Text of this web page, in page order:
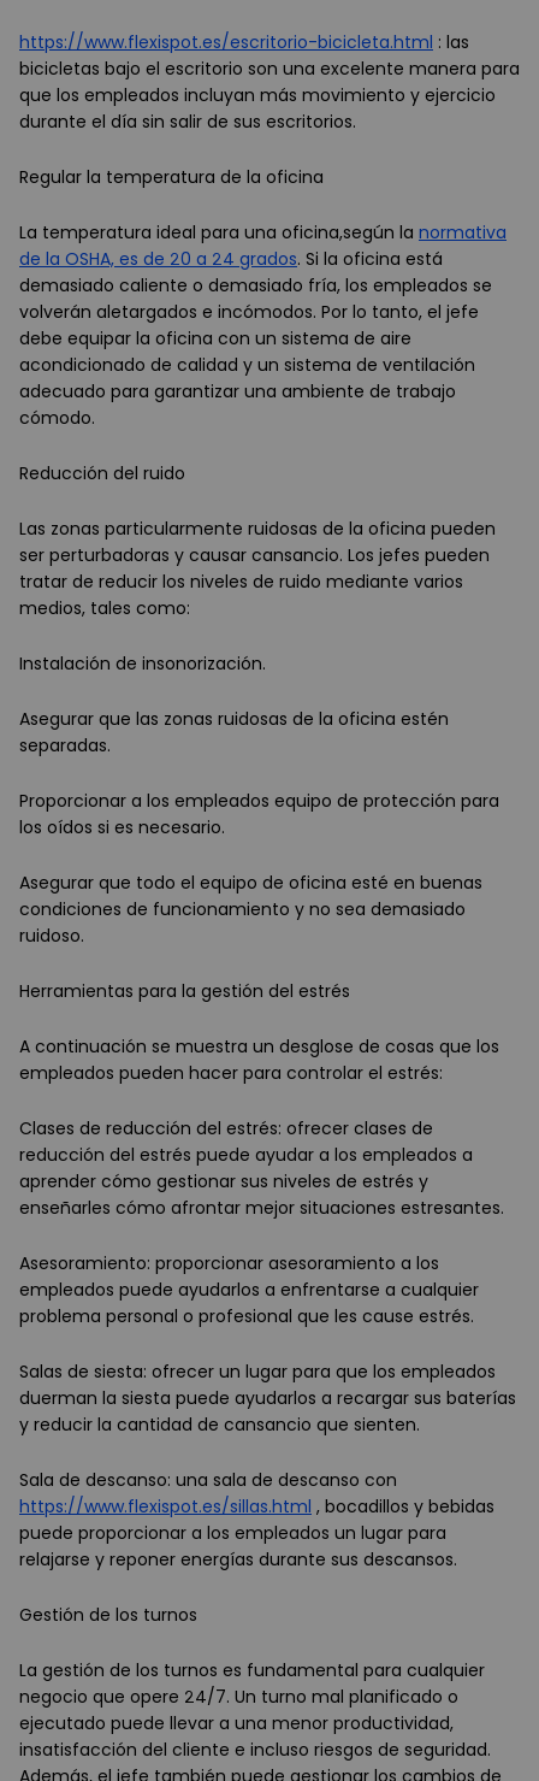
https://www.flexispot.es/escritorio-bicicleta.html : las
bicicletas bajo el escritorio son una excelente manera para
que los empleados incluyan más movimiento y ejercicio
durante el día sin salir de sus escritorios.
Regular la temperatura de la oficina
La temperatura ideal para una oficina,según la normativa
de la OSHA, es de 20 a 24 grados. Si la oficina está
demasiado caliente o demasiado fría, los empleados se
volverán aletargados e incómodos. Por lo tanto, el jefe
debe equipar la oficina con un sistema de aire
acondicionado de calidad y un sistema de ventilación
adecuado para garantizar una ambiente de trabajo
cómodo.
Reducción del ruido
Las zonas particularmente ruidosas de la oficina pueden
ser perturbadoras y causar cansancio. Los jefes pueden
tratar de reducir los niveles de ruido mediante varios
medios, tales como:
Instalación de insonorización.
Asegurar que las zonas ruidosas de la oficina estén
separadas.
Proporcionar a los empleados equipo de protección para
los oídos si es necesario.
Asegurar que todo el equipo de oficina esté en buenas
condiciones de funcionamiento y no sea demasiado
ruidoso.
Herramientas para la gestión del estrés
A continuación se muestra un desglose de cosas que los
empleados pueden hacer para controlar el estrés:
Clases de reducción del estrés: ofrecer clases de
reducción del estrés puede ayudar a los empleados a
aprender cómo gestionar sus niveles de estrés y
enseñarles cómo afrontar mejor situaciones estresantes.
Asesoramiento: proporcionar asesoramiento a los
empleados puede ayudarlos a enfrentarse a cualquier
problema personal o profesional que les cause estrés.
Salas de siesta: ofrecer un lugar para que los empleados
duerman la siesta puede ayudarlos a recargar sus baterías
y reducir la cantidad de cansancio que sienten.
Sala de descanso: una sala de descanso con
https://www.flexispot.es/sillas.html , bocadillos y bebidas
puede proporcionar a los empleados un lugar para
relajarse y reponer energías durante sus descansos.
Gestión de los turnos
La gestión de los turnos es fundamental para cualquier
negocio que opere 24/7. Un turno mal planificado o
ejecutado puede llevar a una menor productividad,
insatisfacción del cliente e incluso riesgos de seguridad.
Además, el jefe también puede gestionar los cambios de